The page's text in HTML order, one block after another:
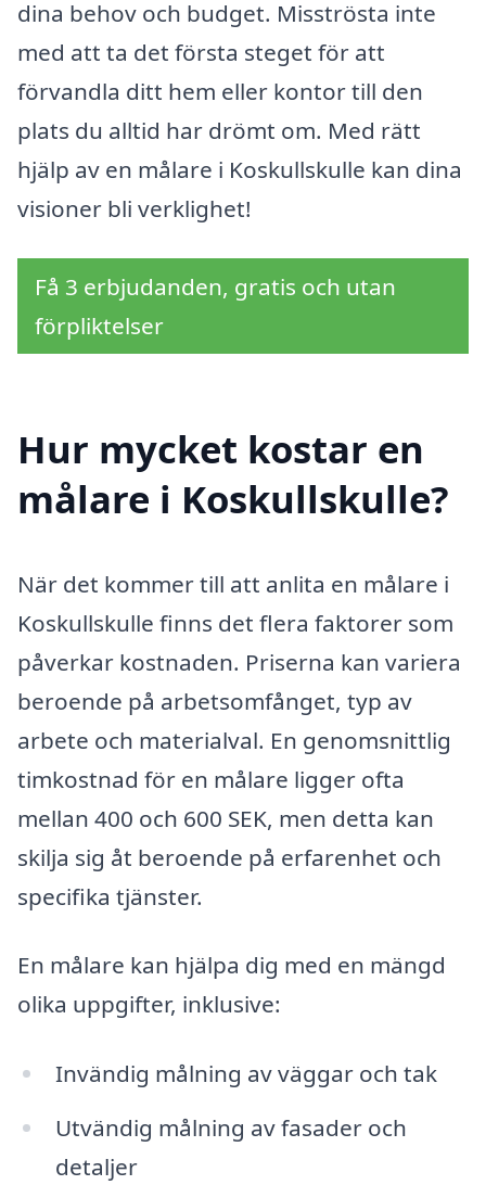
dina behov och budget. Misströsta inte
med att ta det första steget för att
förvandla ditt hem eller kontor till den
plats du alltid har drömt om. Med rätt
hjälp av en målare i Koskullskulle kan dina
visioner bli verklighet!
Få 3 erbjudanden, gratis och utan
förpliktelser
Hur mycket kostar en
målare i Koskullskulle?
När det kommer till att anlita en målare i
Koskullskulle finns det flera faktorer som
påverkar kostnaden. Priserna kan variera
beroende på arbetsomfånget, typ av
arbete och materialval. En genomsnittlig
timkostnad för en målare ligger ofta
mellan 400 och 600 SEK, men detta kan
skilja sig åt beroende på erfarenhet och
specifika tjänster.
En målare kan hjälpa dig med en mängd
olika uppgifter, inklusive:
Invändig målning av väggar och tak
Utvändig målning av fasader och
detaljer